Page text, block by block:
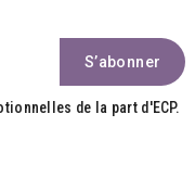
de la part d'ECP.